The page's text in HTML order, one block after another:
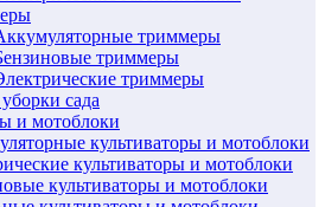
триммеры
триммеры
триммеры
сада
и мотоблоки
культиваторы и мотоблоки
культиваторы и мотоблоки
культиваторы и мотоблоки